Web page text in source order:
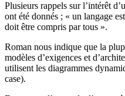
Plusieurs rappels sur l’intérêt
ont été donnés ; « un langage
doit être compris par tous ».
Roman nous indique que la
modèles d’exigences et
utilisent les diagrammes
case).